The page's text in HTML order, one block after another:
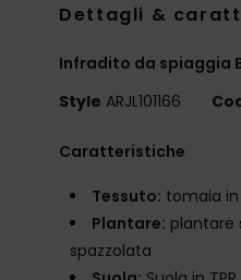
Dettagli &
Infradito da spiaggia
Style ARJL101166
Caratteristiche
Tessuto: tomaia
Plantare: plantare
spazzolata